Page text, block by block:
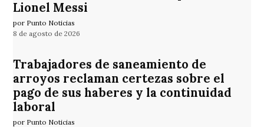
Lionel Messi
por Punto Noticias
8 de agosto de 2026
Trabajadores de saneamiento de
arroyos reclaman certezas sobre el
pago de sus haberes y la continuidad
laboral
por Punto Noticias